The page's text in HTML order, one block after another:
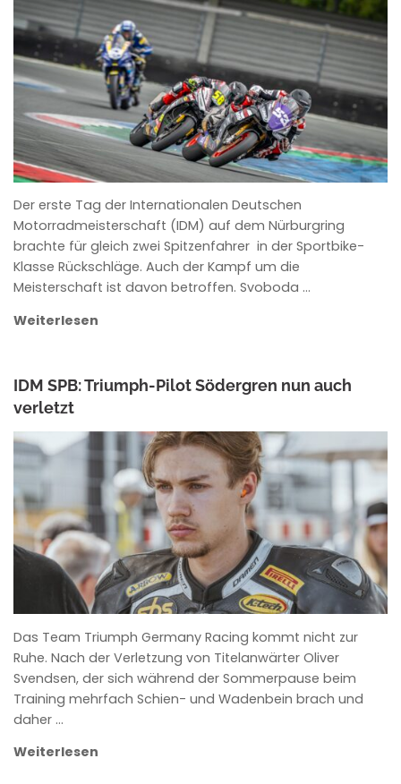
ROWENA HINZMANN
Der erste Tag der Internationalen Deutschen
Motorradmeisterschaft (IDM) auf dem Nürburgring
brachte für gleich zwei Spitzenfahrer in der Sportbike-
Klasse Rückschläge. Auch der Kampf um die
Meisterschaft ist davon betroffen. Svoboda …
Weiterlesen
IDM SPB: Triumph-Pilot Södergren nun auch
verletzt
ROWENA HINZMANN
Das Team Triumph Germany Racing kommt nicht zur
Ruhe. Nach der Verletzung von Titelanwärter Oliver
Svendsen, der sich während der Sommerpause beim
Training mehrfach Schien- und Wadenbein brach und
daher …
Weiterlesen